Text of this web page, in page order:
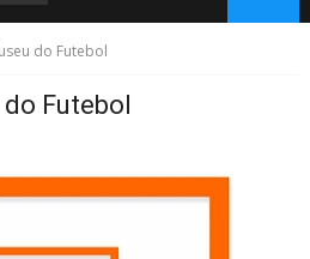
do Futebol
Futebol